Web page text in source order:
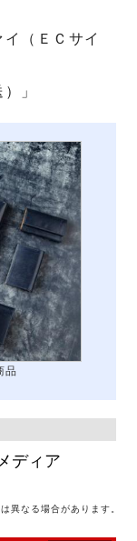
（ＥＣサイ
」
品
ディア
異なる場合があります。